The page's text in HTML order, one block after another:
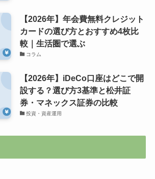
【2026年】年会費無料クレジット
カードの選び方とおすすめ4枚比
較｜生活圏で選ぶ
コラム
【2026年】iDeCo口座はどこで開
設する？選び方3基準と松井証
券・マネックス証券の比較
投資・資産運用